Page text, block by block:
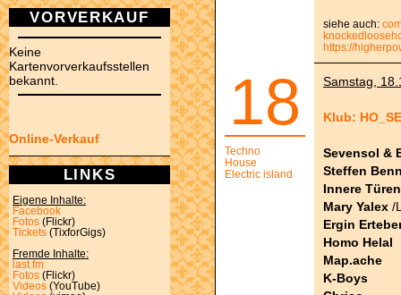
VORVERKAUF
Keine
Kartenvorverkaufsstellen
bekannt.
Online-Verkauf
LINKS
Eigene Inhalte:
Facebook
Fotos (Flickr)
Tickets (TixforGigs)
Fremde Inhalte:
last.fm
Fotos (Flickr)
Videos (YouTube)
siehe auch:
https://
18
Techno
House
Electric island
Samstag,
Klub:
Sevensol &
Steffen
Innere Türen
Mary Yalex /
Ergin
Homo Helal
Map.ache
K-Boys